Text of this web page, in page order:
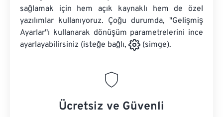
sağlamak için hem açık kaynaklı hem de özel
yazılımlar kullanıyoruz. Çoğu durumda, "Gelişmiş
Ayarlar"ı kullanarak dönüşüm parametrelerini ince
ayarlayabilirsiniz (isteğe bağlı,
(simge).
Ücretsiz ve Güvenli